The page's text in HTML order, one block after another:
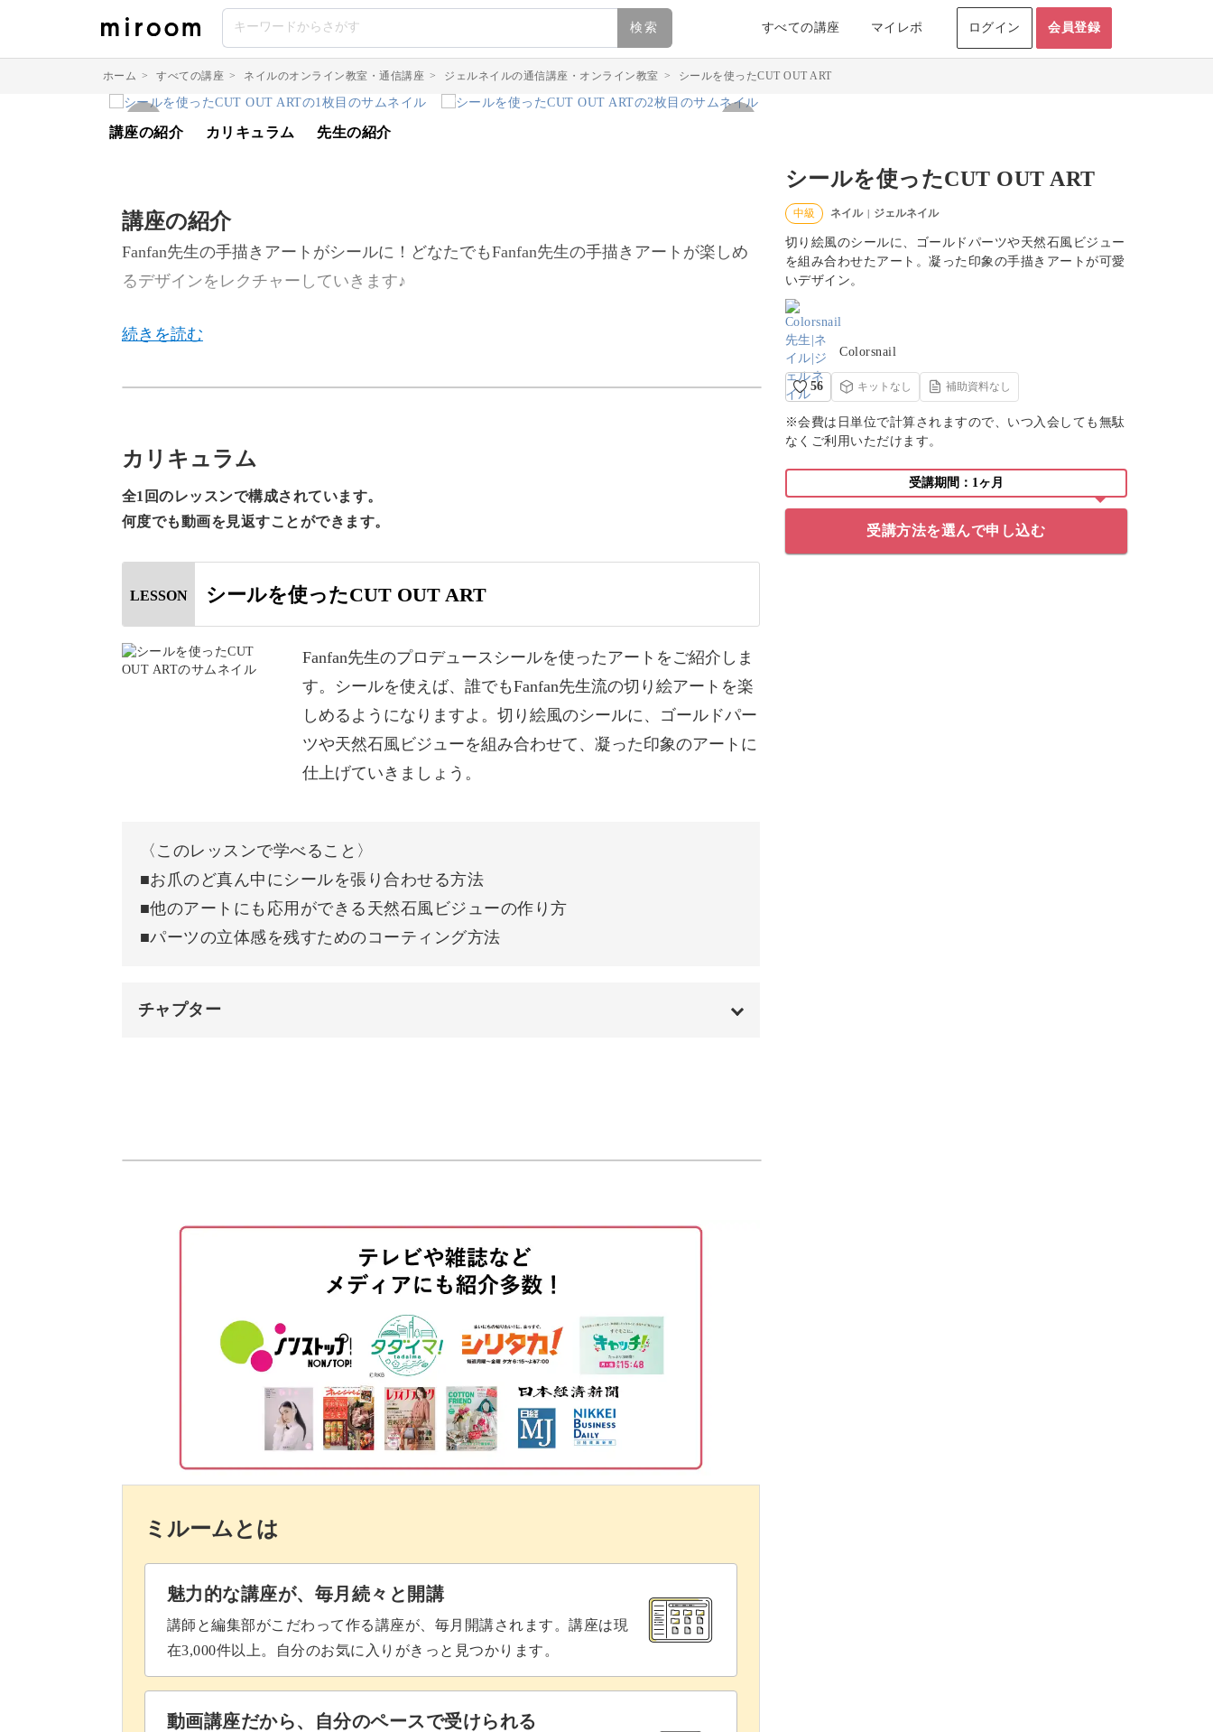
検索 すべての講座 マイレポ ログイン 会員登録
ホーム > すべての講座 > ネイルのオンライン教室・通信講座 > ジェルネイルの通信講座・オンライン教室 > シールを使ったCUT OUT ART
シールを使ったCUT OUT ART
中級 ネイル | ジェルネイル
切り絵風のシールに、ゴールドパーツや天然石風ビジュー
を組み合わせたアート。凝った印象の手描きアートが可愛
いデザイン。
Colorsnail
56 キットなし 補助資料なし
※会費は日単位で計算されますので、いつ入会しても無駄
なくご利用いただけます。
受講期間：1ヶ月
受講方法を選んで申し込む
講座の紹介 カリキュラム 先生の紹介
講座の紹介
Fanfan先生の手描きアートがシールに！どなたでもFanfan先生の手描きアートが楽しめ
るデザインをレクチャーしていきます♪
意味。
とでどなたでもFanfan先生流の切り絵アートを楽しむことができるようになりました。
今回のレッスンでは、その切り絵風のシールにゴールドパーツや天然石風ビジューを組
み合わせて凝った印象に仕上げたアートをレッスン。
CUT OUT シールを活用した複雑アートの作り方をお伝えしていきます。また、その他
◆他のアートにも応用ができる天然石風ビジューの作り方
◆パーツの立体感を残すためのコーティング方法
などなど、内容盛りだくさんのレッスンです。
天然石ビジューの作り方はそれだけを施術しても可愛いですし、
他のアートにも使える技法なのでぜひ習得してください。
カリキュラム
全1回のレッスンで構成されています。
何度でも動画を見返すことができます。
LESSON シールを使ったCUT OUT ART
Fanfan先生のプロデュースシールを使ったアートをご紹介しま
す。シールを使えば、誰でもFanfan先生流の切り絵アートを楽
しめるようになりますよ。切り絵風のシールに、ゴールドパー
ツや天然石風ビジューを組み合わせて、凝った印象のアートに
仕上げていきましょう。
〈このレッスンで学べること〉
■お爪のど真ん中にシールを張り合わせる方法
■他のアートにも応用ができる天然石風ビジューの作り方
■パーツの立体感を残すためのコーティング方法
チャプター
バフを使ってはみ出た部分を切り落とす
ベースジェルでコーティングする
ゴールドナゲットをのせる
トップジェルでコーティングする
ナゲットの上に天然石を作る
ダズリングパウダーをのせる
パーツをのせる
パーツをノンワイプでコーティングして仕上げる
ミルームとは
魅力的な講座が、毎月続々と開講
講師と編集部がこだわって作る講座が、毎月開講されます。講座は現
在3,000件以上。自分のお気に入りがきっと見つかります。
動画講座だから、自分のペースで受けられる